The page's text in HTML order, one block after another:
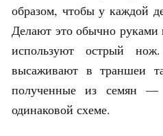
образом, чтобы у каждой
Делают это обычно руками
используют острый
высаживают в траншеи
полученные из семян
одинаковой схеме.